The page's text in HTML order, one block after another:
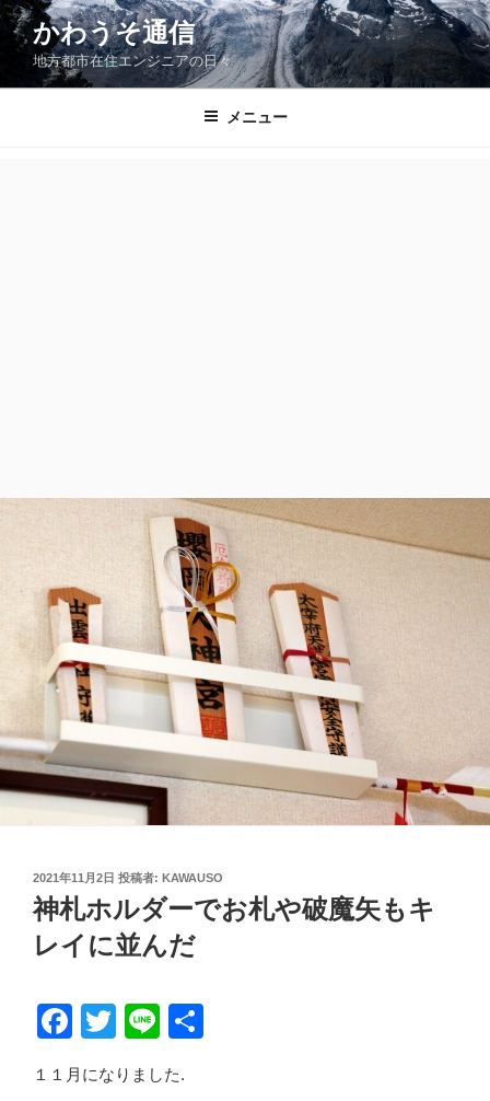
コ
ン
ン
かわうそ通信
地方都市在住エンジニアの日々
メニュー
投
稿
日:
2021年11月2日 投稿者: KAWAUSO
神札ホルダーでお札や破魔矢もキ
レイに並んだ
F
c
T
tt
Li
e
１１月になりました.